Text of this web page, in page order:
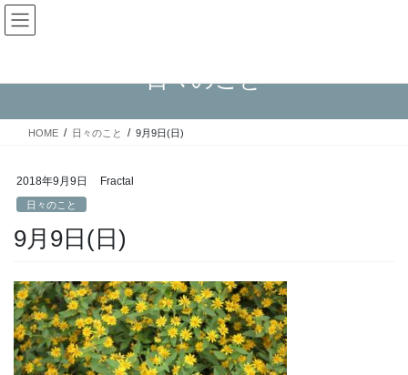
コ
ン
ツ
ス
ナ
ビ
シ
ン
日々のこと
HOME 日々のこと 9月9日(日)
2018年9月9日 Fractal
日々のこと
9月9日(日)